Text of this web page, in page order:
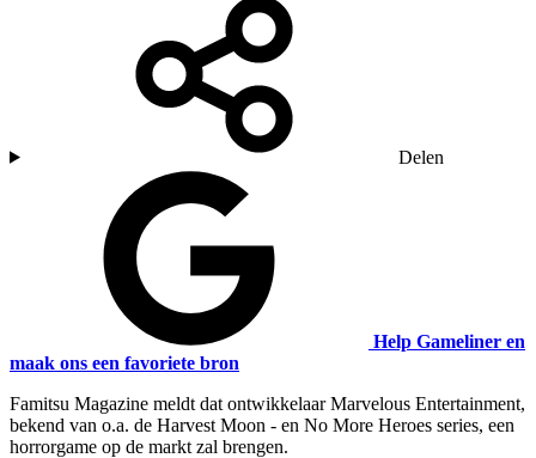
Delen
Help Gameliner en
maak ons een favoriete bron
Famitsu Magazine meldt dat ontwikkelaar Marvelous Entertainment,
bekend van o.a. de Harvest Moon - en No More Heroes series, een
horrorgame op de markt zal brengen.